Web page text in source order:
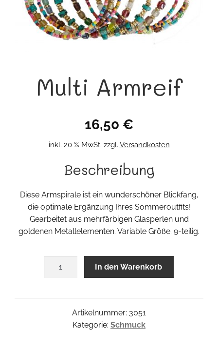
Multi Armreif
16,50 €
inkl. 20 % MwSt. zzgl. Versandkosten
Beschreibung
Diese Armspirale ist ein wunderschöner Blickfang,
die optimale Ergänzung Ihres Sommeroutfits!
Gearbeitet aus mehrfärbigen Glasperlen und
goldenen Metallelementen. Variable Größe. 9-teilig.
In den Warenkorb
Artikelnummer: 3051
Kategorie: Schmuck